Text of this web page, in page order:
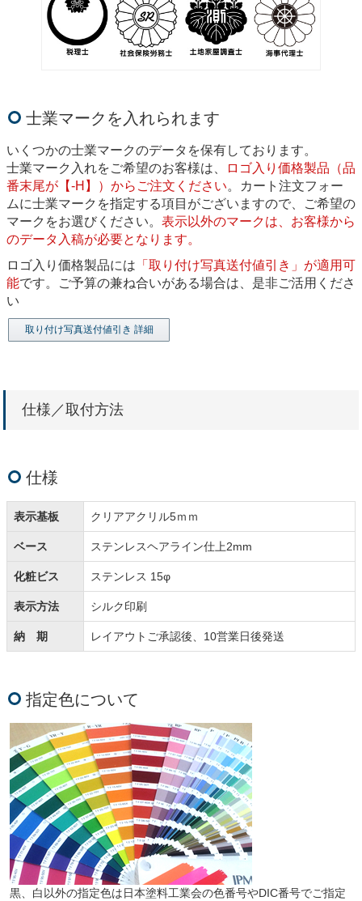
士業マークを入れられます
いくつかの士業マークのデータを保有しております。
士業マーク入れをご希望のお客様は、
ロゴ入り価格製品（品
番末尾が【-H】）からご注文ください。カート注文フォー
ムに士業マークを指定する項目がございますので、ご希望の
マークをお選びください。 表示以外のマークは、お客様から
のデータ入稿が必要となります。
ロゴ入り価格製品には 「取り付け写真送付値引き」が適用可
能です。ご予算の兼ね合いがある場合は、是非ご活用くださ
い
取り付け写真送付値引き 詳細
仕様／取付方法
仕様
表示基板 クリアアクリル5ｍｍ
ベース ステンレスヘアライン仕上2mm
化粧ビス ステンレス 15φ
表示方法 シルク印刷
納 期 レイアウトご承認後、10営業日後発送
指定色について
黒、白以外の指定色は日本塗料工業会の色番号やDIC番号でご指定